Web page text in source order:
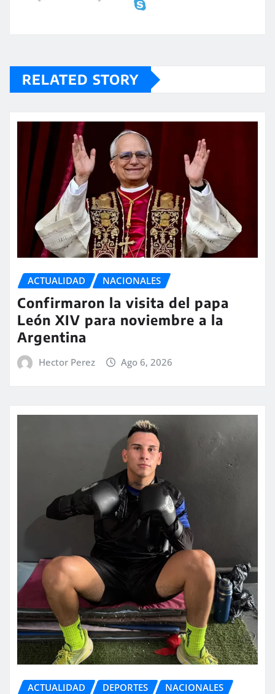
RELATED STORY
ACTUALIDAD NACIONALES
Confirmaron la visita del papa
León XIV para noviembre a la
Argentina
Hector Perez Ago 6, 2026
ACTUALIDAD DEPORTES NACIONALES